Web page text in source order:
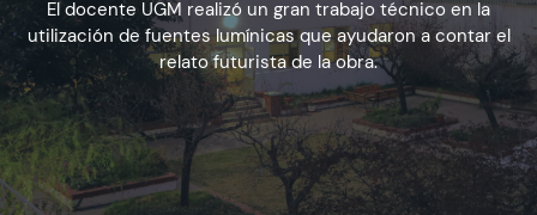
Admisión
Dirección de Desarrollo Estudiantil
Becas y Beneficios
El docente UGM realizó un gran trabajo técnico en la
utilización de fuentes lumínicas que ayudaron a contar el
relato futurista de la obra.